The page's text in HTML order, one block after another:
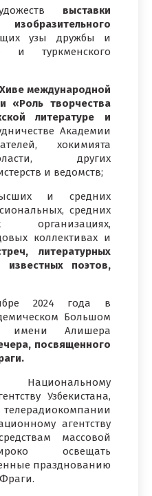
выставки
узы дружбы и
и туркменского
международной
«Роль творчества
литературе и
Академии
хокимията
других
и ведомств;
и средних
средних
организациях,
коллективах и
литературных
поэтов,
2024 года в
Большом
имени Алишера
посвященного
Национальному
Узбекистана,
агентству
массовой
освещать
празднованию